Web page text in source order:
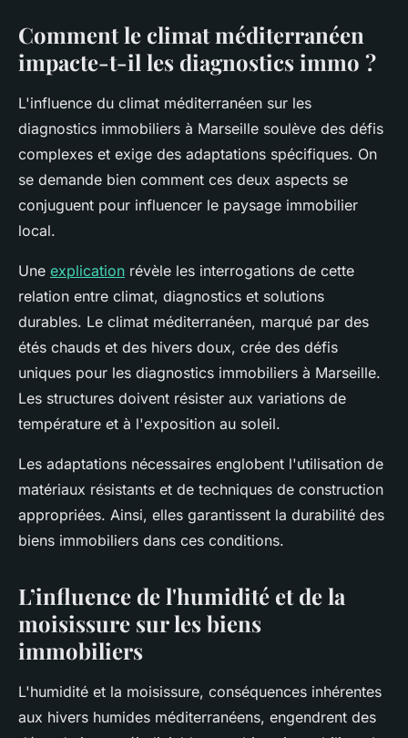
Comment le climat méditerranéen
impacte-t-il les diagnostics immo ?
L'influence du climat méditerranéen sur les
diagnostics immobiliers à Marseille soulève des défis
complexes et exige des adaptations spécifiques. On
se demande bien comment ces deux aspects se
conjuguent pour influencer le paysage immobilier
local.
Une explication révèle les interrogations de cette
relation entre climat, diagnostics et solutions
durables. Le climat méditerranéen, marqué par des
étés chauds et des hivers doux, crée des défis
uniques pour les diagnostics immobiliers à Marseille.
Les structures doivent résister aux variations de
température et à l'exposition au soleil.
Les adaptations nécessaires englobent l'utilisation de
matériaux résistants et de techniques de construction
appropriées. Ainsi, elles garantissent la durabilité des
biens immobiliers dans ces conditions.
L’influence de l'humidité et de la
moisissure sur les biens
immobiliers
L'humidité et la moisissure, conséquences inhérentes
aux hivers humides méditerranéens, engendrent des